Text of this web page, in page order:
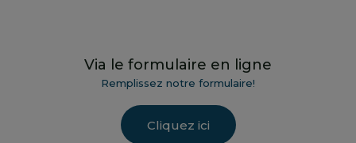
Via le formulaire en ligne
Remplissez notre formulaire!
Cliquez ici